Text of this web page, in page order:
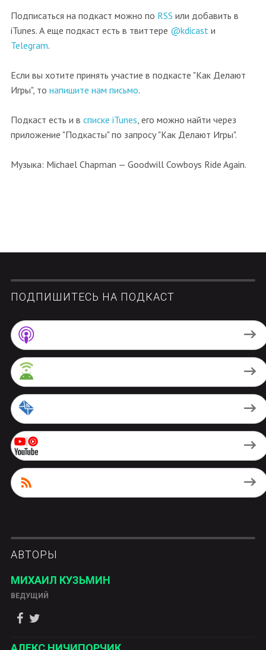
Подписаться на подкаст можно по RSS или добавить в
iTunes. А еще подкаст есть в твиттере @kdicast и
Telegram.
Если вы хотите принять участие в подкасте "Как Делают
Игры", то напишите нам письмо.
Подкаст есть и в списке iTunes , его можно найти через
приложение "Подкасты" по запросу "Как Делают Игры".
Музыка: Michael Chapman — Goodwill Cowboys Ride Again.
ПОДПИШИТЕСЬ НА ПОДКАСТ
АВТОРЫ
МИХАИЛ КУЗЬМИН
ВЕДУЩИЙ